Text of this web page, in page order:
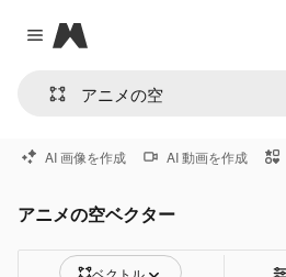
Close menu
Magnific
AI 画像を作成 AI 動画を作成
アニメの空ベクター
ベクトル